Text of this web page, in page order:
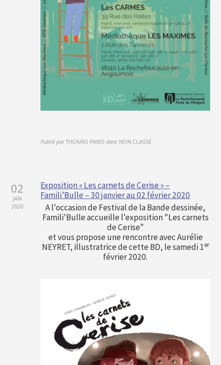
Publié par THOMAS PARIS dans NON CLASSÉ
02
JAN
2020
Exposition « Les carnets de Cerise » –
Famili’Bulle – 30 janvier au 02 février 2020
A l'occasion de Festival de la Bande dessinée,
Famili'Bulle accueille l'exposition "Les carnets
de Cerise"
et vous propose une rencontre avec Aurélie
NEYRET, illustratrice de cette BD, le samedi 1er
février 2020.